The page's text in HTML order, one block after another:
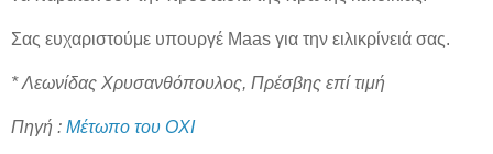
Σας ευχαριστούμε υπουργέ Maas για την ειλικρίνειά σας.
* Λεωνίδας Χρυσανθόπουλος, Πρέσβης επί τιμή
Πηγή : Μέτωπο του ΟΧΙ